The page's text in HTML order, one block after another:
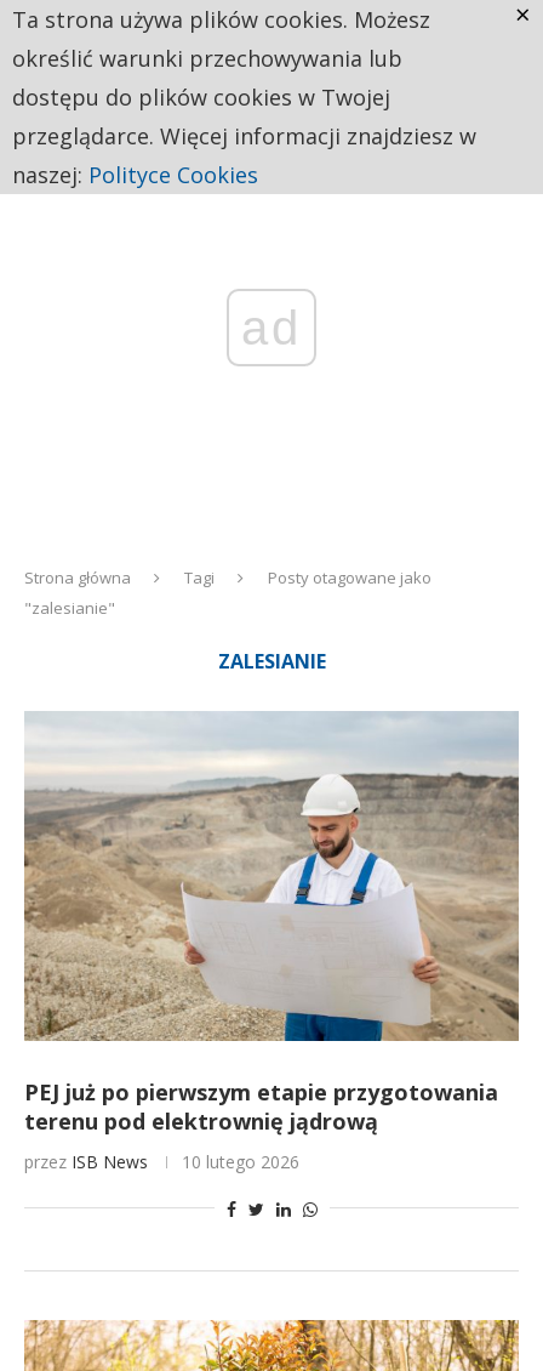
ad
Strona główna Tagi
Posty otagowane jako
"zalesianie"
ZALESIANIE
PEJ już po pierwszym etapie przygotowania
terenu pod elektrownię jądrową
przez ISB News 10 lutego 2026
Ta strona używa plików cookies. Możesz
określić warunki przechowywania lub
dostępu do plików cookies w Twojej
przeglądarce. Więcej informacji znajdziesz w
naszej: Polityce Cookies
×